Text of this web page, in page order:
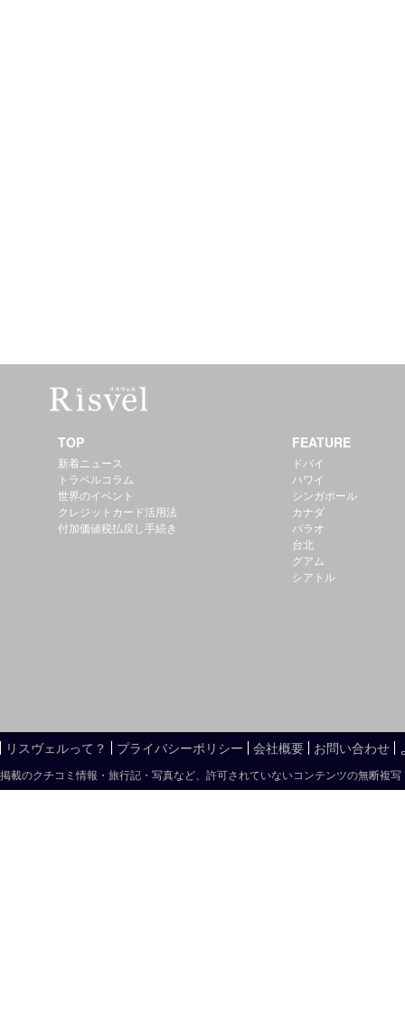
TOP
新着ニュース
トラベルコラム
世界のイベント
クレジットカード活用法
付加価値税払戻し手続き
FEATURE
ドバイ
ハワイ
シンガポール
カナダ
パラオ
台北
グアム
シアトル
リスヴェルって？ プライバシーポリシー 会社概要 お問い合わせ
掲載のクチコミ情報・旅行記・写真など、許可されていないコンテンツの無断複